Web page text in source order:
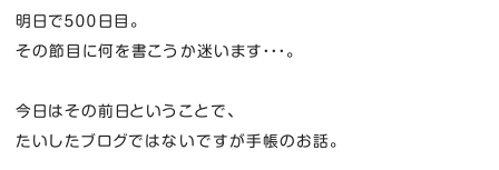
明日で５００日目。
その節目に何を書こうか迷います・・・。
今日はその前日ということで、
たいしたブログではないですが手帳のお話。